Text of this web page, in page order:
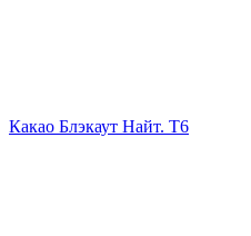
Какао Блэкаут Найт. Т6